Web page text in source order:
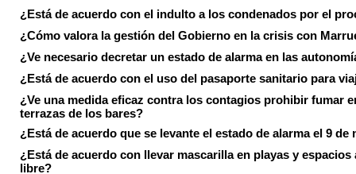
¿Está de acuerdo con el indulto a los condenados por el
¿Cómo valora la gestión del Gobierno en la crisis con
¿Ve necesario decretar un estado de alarma en las
¿Está de acuerdo con el uso del pasaporte sanitario para
¿Ve una medida eficaz contra los contagios prohibir fumar
terrazas de los bares?
¿Está de acuerdo que se levante el estado de alarma el 9 de
¿Está de acuerdo con llevar mascarilla en playas y espacios
libre?